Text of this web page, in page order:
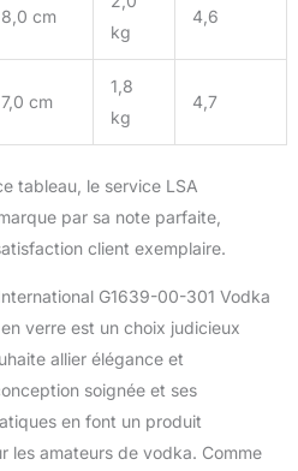
8,0 cm
kg
4,6
7,0 cm
1,8
kg
4,7
tableau, le service LSA
par sa note parfaite,
client exemplaire.
G1639-00-301 Vodka
verre est un choix judicieux
allier élégance et
soignée et ses
en font un produit
les amateurs de vodka. Comme